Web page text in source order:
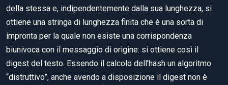
della stessa e, indipendentemente dalla sua lunghezza, si
ottiene una stringa di lunghezza finita che è una sorta di
impronta per la quale non esiste una corrispondenza
biunivoca con il messaggio di origine: si ottiene così il
digest del testo. Essendo il calcolo dell’hash un algoritmo
“distruttivo”, anche avendo a disposizione il digest non è